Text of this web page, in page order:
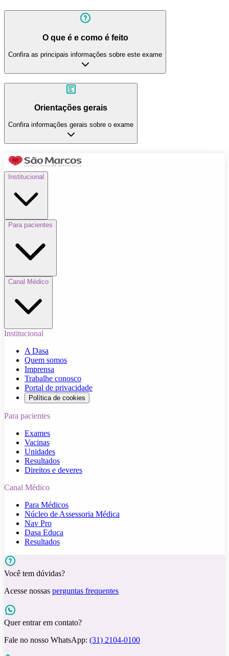
O que é e como é feito
Confira as principais informações sobre este exame
Orientações gerais
Confira informações gerais sobre o exame
Institucional
Para pacientes
Canal Médico
Institucional
A Dasa
Quem somos
Imprensa
Trabalhe conosco
Portal de privacidade
Política de cookies
Para pacientes
Exames
Vacinas
Unidades
Resultados
Direitos e deveres
Canal Médico
Para Médicos
Núcleo de Assessoria Médica
Nav Pro
Dasa Educa
Resultados
Você tem dúvidas?
Acesse nossas perguntas frequentes
Quer entrar em contato?
Fale no nosso WhatsApp: (31) 2104-0100